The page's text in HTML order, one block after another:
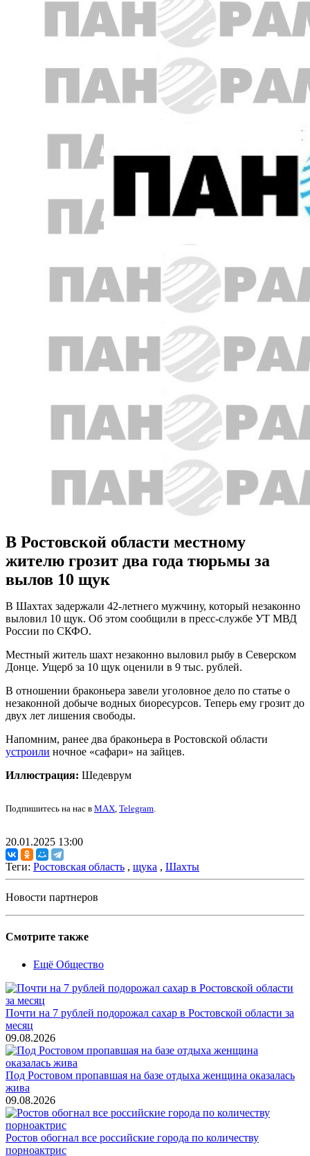
В Ростовской области местному
жителю грозит два года тюрьмы за
вылов 10 щук
В Шахтах задержали 42-летнего мужчину, который незаконно
выловил 10 щук. Об этом сообщили в пресс-службе УТ МВД
России по СКФО.
Местный житель шахт незаконно выловил рыбу в Северском
Донце. Ущерб за 10 щук оценили в 9 тыс. рублей.
В отношении браконьера завели уголовное дело по статье о
незаконной добыче водных биоресурсов. Теперь ему грозит до
двух лет лишения свободы.
Напомним, ранее два браконьера в Ростовской области
устроили ночное «сафари» на зайцев.
Иллюстрация: Шедеврум
Подпишитесь на нас в MAX, Telegram.
20.01.2025 13:00
Теги: Ростовская область , щука , Шахты
Новости партнеров
Смотрите также
Ещё Общество
Почти на 7 рублей подорожал сахар в Ростовской области за
месяц
09.08.2026
Под Ростовом пропавшая на базе отдыха женщина оказалась
жива
09.08.2026
Ростов обогнал все российские города по количеству
порноактрис